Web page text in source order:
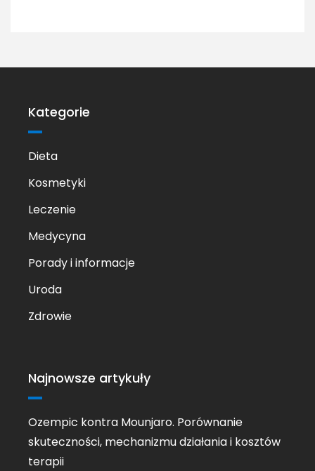
Kategorie
Dieta
Kosmetyki
Leczenie
Medycyna
Porady i informacje
Uroda
Zdrowie
Najnowsze artykuły
Ozempic kontra Mounjaro. Porównanie
skuteczności, mechanizmu działania i kosztów
terapii